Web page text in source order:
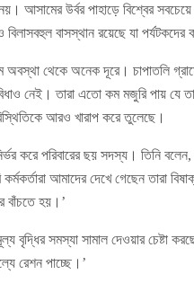
আসামের উর্বর পাহাড়ে বিশ্বের
বিলাসবহুল বাসস্থান রয়েছে যা
থেকে অনেক দূরে। চাপাতলি
নেই। তারা এতো কম মজুরি পায়
আরও খারাপ করে তুলেছে।
করে পরিবারের ছয় সদস্য। তিনি
আমাদের দেখে গেছেন তারা
বাঁচতে হয়।’
বৃদ্ধির সমস্যা সামাল দেওয়ার চেষ্টা
রেশন পাচ্ছে।’